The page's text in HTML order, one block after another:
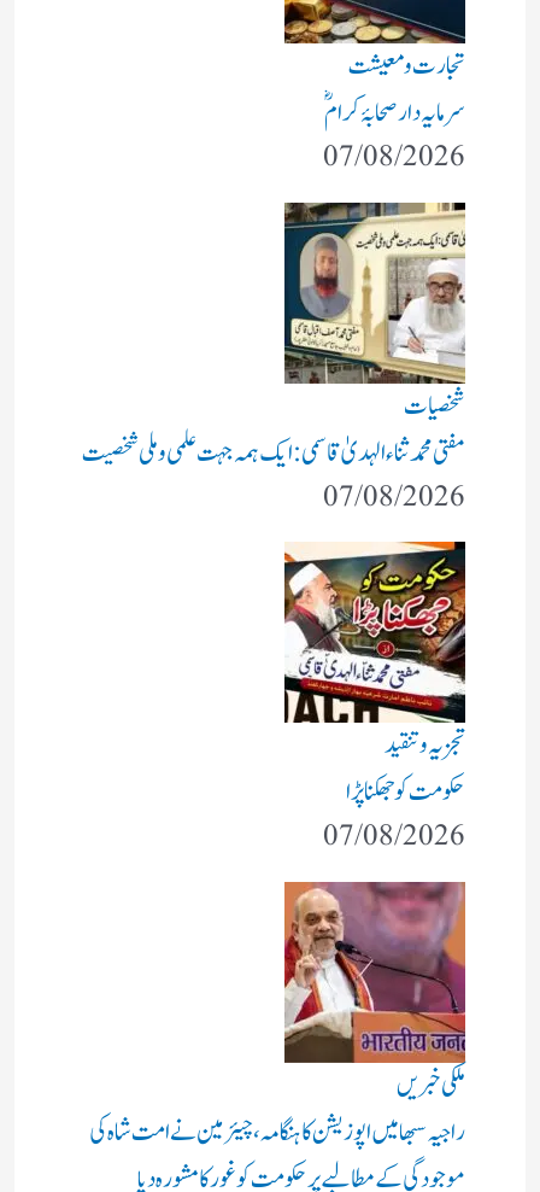
تجارت و معیشت
سرمایہ دار صحابۂ کرامؓ
07/08/2026
شخصیات
مفتی محمد ثناء الہدیٰ قاسمی: ایک ہمہ جہت علمی و ملی شخصیت
07/08/2026
تجزیہ و تنقید
حکومت کو جھکنا پڑا
07/08/2026
ملکی خبریں
راجیہ سبھا میں اپوزیشن کا ہنگامہ، چیئرمین نے امت شاہ کی
موجودگی کے مطالبے پر حکومت کو غور کا مشورہ دیا